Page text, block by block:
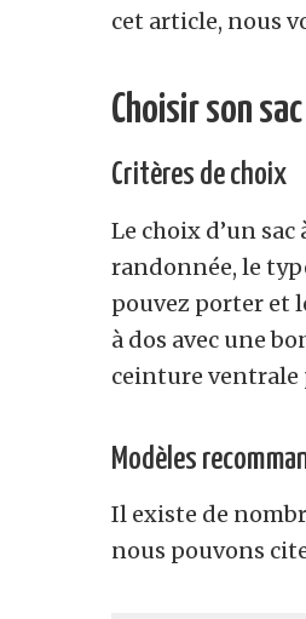
cet article, nous
Choisir son
Critères de choix
Le choix d’un
randonnée, le
pouvez porter et
à dos avec une
ceinture ventrale
Modèles
Il existe de
nous pouvons